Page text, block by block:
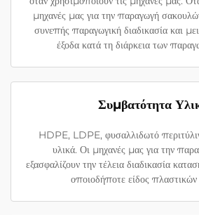
μηχανές μας για την παραγωγή
συνεπής παραγωγική διαδικασία και
έξοδα κατά τη διάρκεια των
Συμβατότητα
HDPE, LDPE, φυσαλλιδωτό
υλικά. Οι μηχανές μας για την
εξασφαλίζουν την τέλεια διαδικασία
οποιοδήποτε είδος